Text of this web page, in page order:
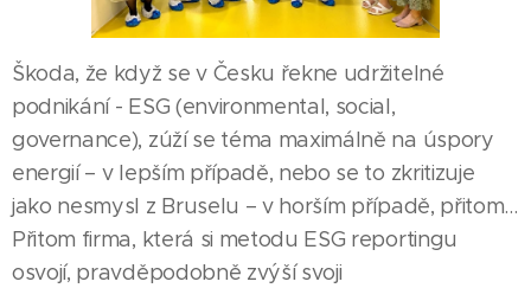
Škoda, že když se v Česku řekne udržitelné
podnikání - ESG (environmental, social,
governance), zúží se téma maximálně na úspory
energií – v lepším případě, nebo se to zkritizuje
jako nesmysl z Bruselu – v horším případě, přitom…
Přitom firma, která si metodu ESG reportingu
osvojí, pravděpodobně zvýší svoji